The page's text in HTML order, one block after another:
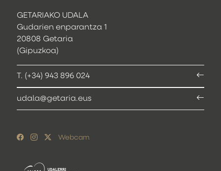
GETARIAKO UDALA
Gudarien enparantza 1
20808 Getaria
(Gipuzkoa)
T. (+34) 943 896 024
udala@getaria.eus
Webcam